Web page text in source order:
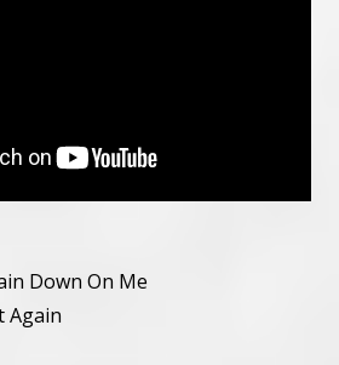
Down On Me
Again